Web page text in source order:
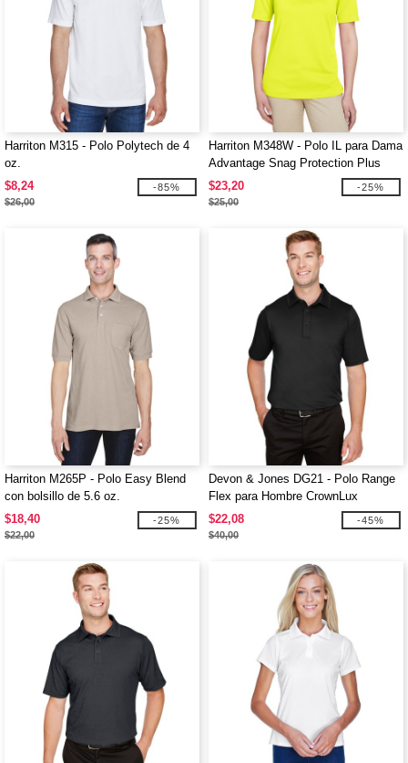
Harriton M315 - Polo Polytech de 4
oz.
$8,24
$26,00
-85%
Harriton M348W - Polo IL para Dama
Advantage Snag Protection Plus
$23,20
$25,00
-25%
Harriton M265P - Polo Easy Blend
con bolsillo de 5.6 oz.
$18,40
$22,00
-25%
Devon & Jones DG21 - Polo Range
Flex para Hombre CrownLux
Performance
$22,08
$40,00
-45%